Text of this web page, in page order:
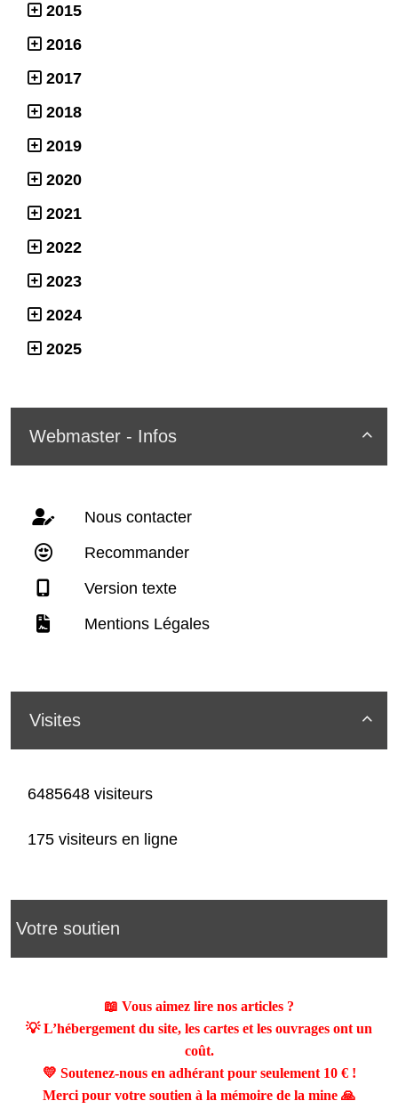
2015
2016
2017
2018
2019
2020
2021
2022
2023
2024
2025

Webmaster - Infos
Nous contacter
Recommander
Version texte
Mentions Légales

Visites
6485648 visiteurs
175 visiteurs en ligne
Votre soutien
📖 Vous aimez lire nos articles ?
💡 L’hébergement du site, les cartes et les ouvrages ont un
coût.
💛 Soutenez-nous en adhérant pour seulement 10 €!
Merci pour votre soutien à la mémoire de la mine 🙏